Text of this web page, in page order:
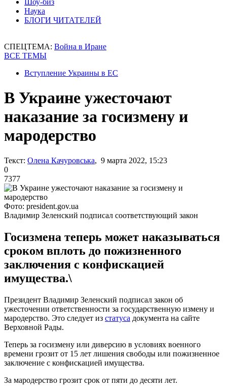
Шоу-биз
Наука
БЛОГИ ЧИТАТЕЛЕЙ
СПЕЦТЕМА: Война в Иране
ВСЕ ТЕМЫ
Вступление Украины в ЕС
В Украине ужесточают
наказание за госизмену и
мародерство
Текст: Олена Качуровська, 9 марта 2022, 15:23
0
7377
Фото: president.gov.ua
Владимир Зеленский подписал соответствующий закон
Госизмена теперь может наказываться
сроком вплоть до пожизненного
заключения с конфискацией
имущества.\
Президент Владимир Зеленский подписал закон об
ужесточении ответственности за государственную измену и
мародерство. Это следует из статуса документа на сайте
Верховной Рады.
Теперь за госизмену или диверсию в условиях военного
времени грозит от 15 лет лишения свободы или пожизненное
заключение с конфискацией имущества.
За мародерство грозит срок от пяти до десяти лет.